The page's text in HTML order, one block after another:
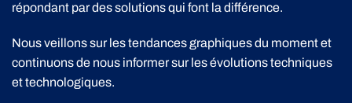
répondant par des solutions qui font la différence.
Nous veillons sur les tendances graphiques du moment et
continuons de nous informer sur les évolutions techniques
et technologiques.